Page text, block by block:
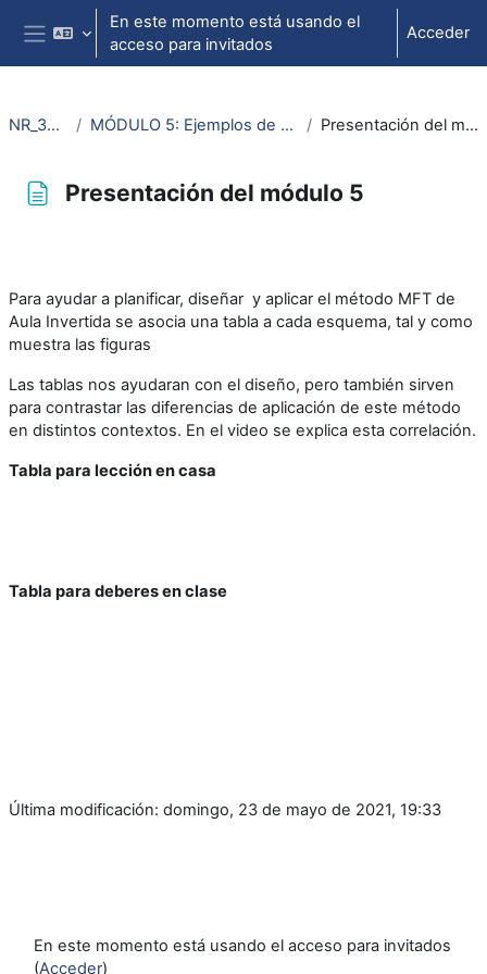
Salta al contenido principal
Panel lateral
En este momento está usando el
acceso para invitados
Acceder
NR_35411 MÓDULO 5: Ejemplos de aplicación Presentación del módulo 5
Presentación del módulo 5
Para ayudar a planificar, diseñar y aplicar el método MFT de
Aula Invertida se asocia una tabla a cada esquema, tal y como
muestra las figuras
Las tablas nos ayudaran con el diseño, pero también sirven
para contrastar las diferencias de aplicación de este método
en distintos contextos. En el video se explica esta correlación.
Tabla para lección en casa
Tabla para deberes en clase
Última modificación: domingo, 23 de mayo de 2021, 19:33
En este momento está usando el acceso para invitados
(Acceder)